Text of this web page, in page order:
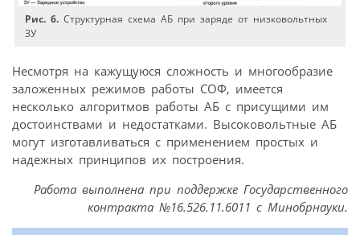
Рис. 6. Структурная схема АБ при заряде от низковольтных
ЗУ
Несмотря на кажущуюся сложность и многообразие
заложенных режимов работы СОФ, имеется
несколько алгоритмов работы АБ с присущими им
достоинствами и недостатками. Высоковольтные АБ
могут изготавливаться с применением простых и
надежных принципов их построения.
Работа выполнена при поддержке Государственного
контракта №16.526.11.6011 с Минобрнауки.